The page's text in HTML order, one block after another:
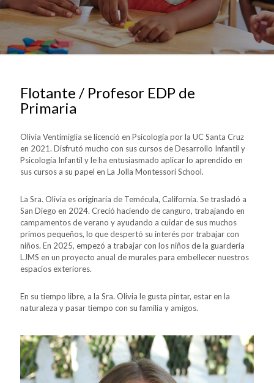
Flotante / Profesor EDP de
Primaria
Olivia Ventimiglia se licenció en Psicología por la UC Santa Cruz
en 2021. Disfrutó mucho con sus cursos de Desarrollo Infantil y
Psicología Infantil y le ha entusiasmado aplicar lo aprendido en
sus cursos a su papel en La Jolla Montessori School.
La Sra. Olivia es originaria de Temécula, California. Se trasladó a
San Diego en 2024. Creció haciendo de canguro, trabajando en
campamentos de verano y ayudando a cuidar de sus muchos
primos pequeños, lo que despertó su interés por trabajar con
niños. En 2025, empezó a trabajar con los niños de la guardería
LJMS en un proyecto anual de murales para embellecer nuestros
espacios exteriores.
En su tiempo libre, a la Sra. Olivia le gusta pintar, estar en la
naturaleza y pasar tiempo con su familia y amigos.